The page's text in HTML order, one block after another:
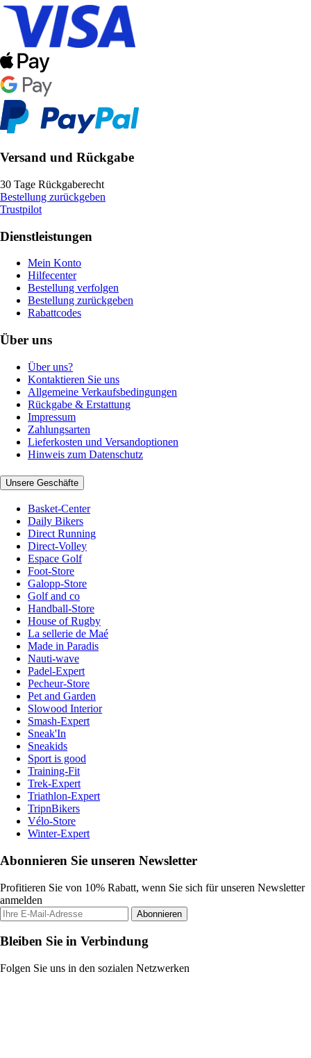
Versand und Rückgabe
30 Tage Rückgaberecht
Bestellung zurückgeben
Trustpilot
Dienstleistungen
Mein Konto
Hilfecenter
Bestellung verfolgen
Bestellung zurückgeben
Rabattcodes
Über uns
Über uns?
Kontaktieren Sie uns
Allgemeine Verkaufsbedingungen
Rückgabe & Erstattung
Impressum
Zahlungsarten
Lieferkosten und Versandoptionen
Hinweis zum Datenschutz
Unsere Geschäfte
Basket-Center
Daily Bikers
Direct Running
Direct-Volley
Espace Golf
Foot-Store
Galopp-Store
Golf and co
Handball-Store
House of Rugby
La sellerie de Maé
Made in Paradis
Nauti-wave
Padel-Expert
Pecheur-Store
Pet and Garden
Slowood Interior
Smash-Expert
Sneak'In
Sneakids
Sport is good
Training-Fit
Trek-Expert
Triathlon-Expert
TripnBikers
Vélo-Store
Winter-Expert
Abonnieren Sie unseren Newsletter
Profitieren Sie von 10% Rabatt, wenn Sie sich für unseren Newsletter
anmelden
Abonnieren
Bleiben Sie in Verbindung
Folgen Sie uns in den sozialen Netzwerken